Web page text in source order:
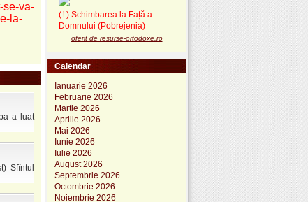
va-
la-
a luat
Sfîntul
(†) Schimbarea la Față a
Domnului (Pobrejenia)
oferit de resurse-ortodoxe.ro
Calendar
Ianuarie 2026
Februarie 2026
Martie 2026
Aprilie 2026
Mai 2026
Iunie 2026
Iulie 2026
August 2026
Septembrie 2026
Octombrie 2026
Noiembrie 2026